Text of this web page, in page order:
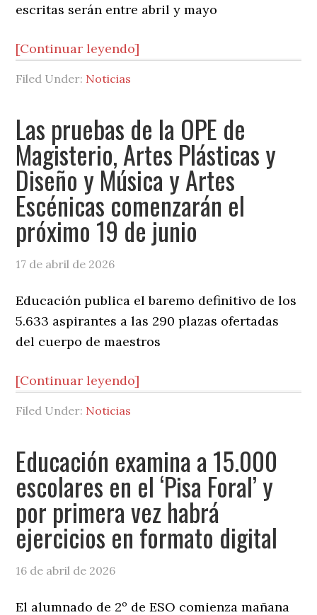
escritas serán entre abril y mayo
[Continuar leyendo]
Filed Under: Noticias
Las pruebas de la OPE de
Magisterio, Artes Plásticas y
Diseño y Música y Artes
Escénicas comenzarán el
próximo 19 de junio
17 de abril de 2026
Educación publica el baremo definitivo de los
5.633 aspirantes a las 290 plazas ofertadas
del cuerpo de maestros
[Continuar leyendo]
Filed Under: Noticias
Educación examina a 15.000
escolares en el ‘Pisa Foral’ y
por primera vez habrá
ejercicios en formato digital
16 de abril de 2026
El alumnado de 2º de ESO comienza mañana